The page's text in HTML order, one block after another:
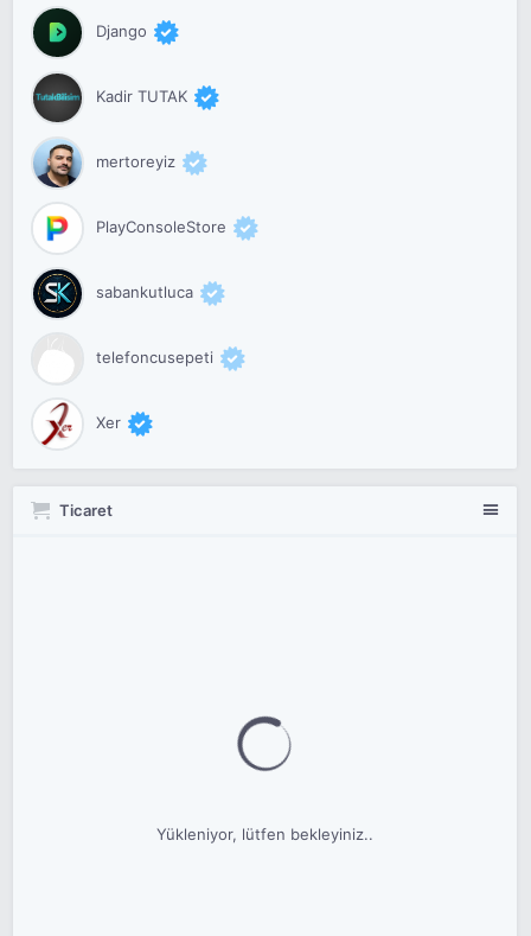
Django
Kadir TUTAK
mertoreyiz
PlayConsoleStore
sabankutluca
telefoncusepeti
Xer
Ticaret
Yükleniyor, lütfen bekleyiniz..